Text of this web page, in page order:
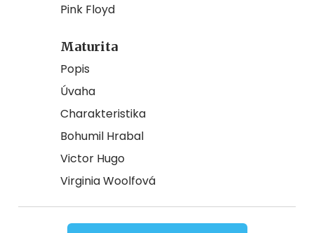
Pink Floyd
Maturita
Popis
Úvaha
Charakteristika
Bohumil Hrabal
Victor Hugo
Virginia Woolfová